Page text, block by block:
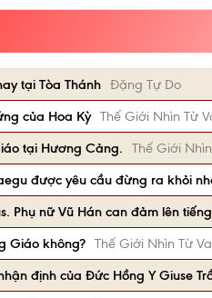
tại Tòa Thánh Đặng Tự Do
của Hoa Kỳ Thế Giới Nhìn Từ
tại Hương Cảng.
Thế Giới
được yêu cầu đừng ra khỏi
Phụ nữ Vũ Hán can đảm lên tiếng
Giáo không? Thế Giới Nhìn Từ
định của Đức Hồng Y Giuse